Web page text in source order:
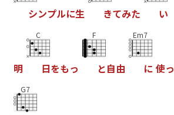
シンプルに生 きてみた い
明
C
日をもっ
F
と自由
Em7
に 使っ
G7